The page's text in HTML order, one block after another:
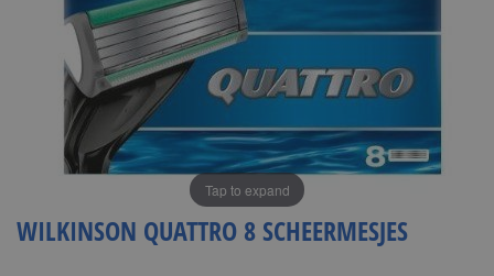
Tap to expand
WILKINSON QUATTRO 8 SCHEERMESJES